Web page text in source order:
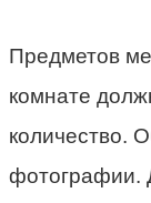
Предметов
комнате
количество.
фотографии.